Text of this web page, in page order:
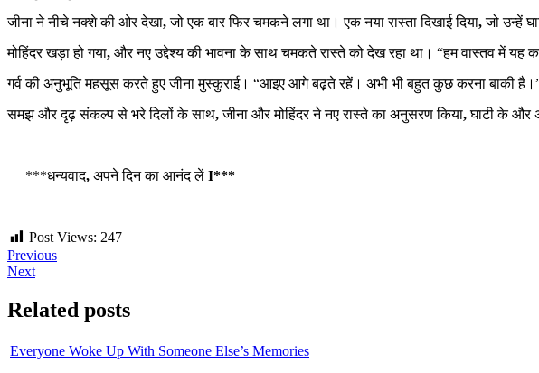
जीना ने नीचे नक्शे की ओर देखा,जो एक बार फिर चमकने लगा था। एक नया रास्ता दिखाई दिया,जो उन्हें
मोहिंदर खड़ा हो गया, और नए उद्देश्य की भावना के साथ चमकते रास्ते को देख रहा था। “हम वास्तव में यह
गर्व की अनुभूति महसूस करते हुए जीना मुस्कुराई। “आइए आगे बढ़ते रहें। अभी भी बहुत कुछ करना बाकी
समझ और दृढ़ संकल्प से भरे दिलों के साथ,जीना और मोहिंदर ने नए रास्ते का अनुसरण किया,घाटी के और
***धन्यवाद, अपने दिन का आनंद लें I***
Post Views: 247
Post
navigation
Previous
Next
Related posts
Everyone Woke Up With Someone Else’s Memories